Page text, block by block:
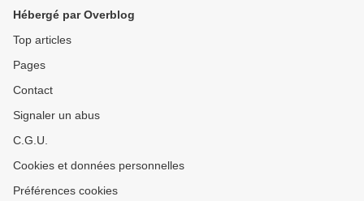
Hébergé par Overblog
Top articles
Pages
Contact
Signaler un abus
C.G.U.
Cookies et données personnelles
Préférences cookies